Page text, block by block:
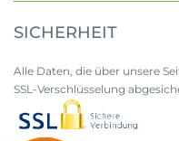
SICHERHEIT
Alle Daten, die über unsere
SSL-Verschlüsselung